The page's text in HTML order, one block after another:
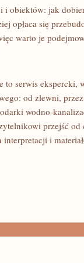
i obiektów: jak
opłaca się
warto je
to serwis
od zlewni,
wodno-
przejść
i